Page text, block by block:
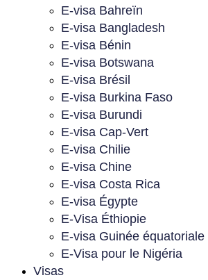
E-visa Bahreïn
E-visa Bangladesh
E-visa Bénin
E-visa Botswana
E-visa Brésil
E-visa Burkina Faso
E-visa Burundi
E-visa Cap-Vert
E-visa Chilie
E-visa Chine
E-visa Costa Rica
E-visa Égypte
E-Visa Éthiopie
E-visa Guinée équatoriale
E-Visa pour le Nigéria
Visas